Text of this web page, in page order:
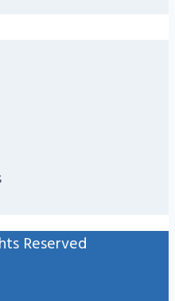
Reserved